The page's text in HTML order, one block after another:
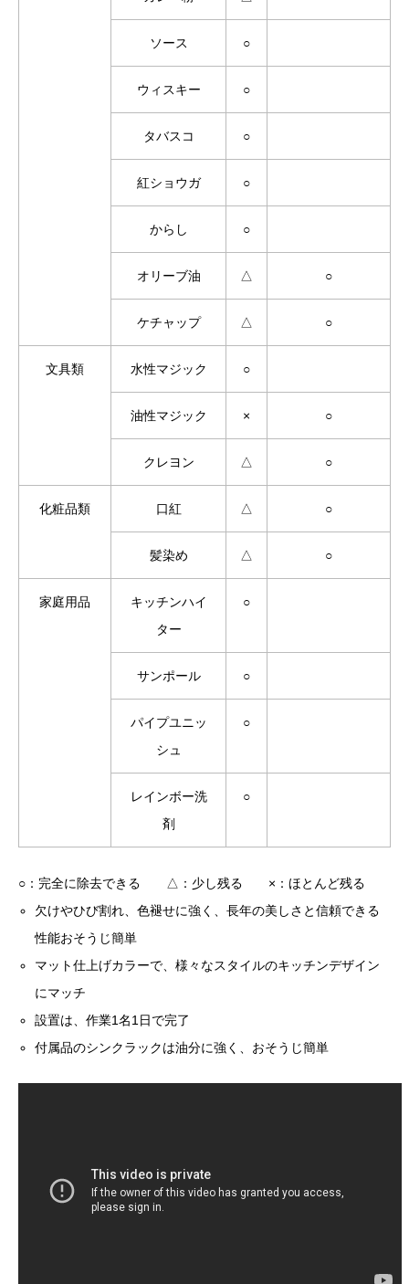
ソース ○
ウィスキー ○
タバスコ ○
紅ショウガ ○
からし ○
オリーブ油 △ ○
ケチャップ △ ○
文具類 水性マジック ○
油性マジック × ○
クレヨン △ ○
化粧品類 口紅 △ ○
髪染め △ ○
家庭用品
キッチンハイ
ター
○
サンポール ○
パイプユニッ
シュ
○
レインボー洗
剤
○
○：完全に除去できる △：少し残る ×：ほとんど残る
欠けやひび割れ、色褪せに強く、長年の美しさと信頼できる
性能おそうじ簡単
マット仕上げカラーで、様々なスタイルのキッチンデザイン
にマッチ
設置は、作業1名1日で完了
付属品のシンクラックは油分に強く、おそうじ簡単